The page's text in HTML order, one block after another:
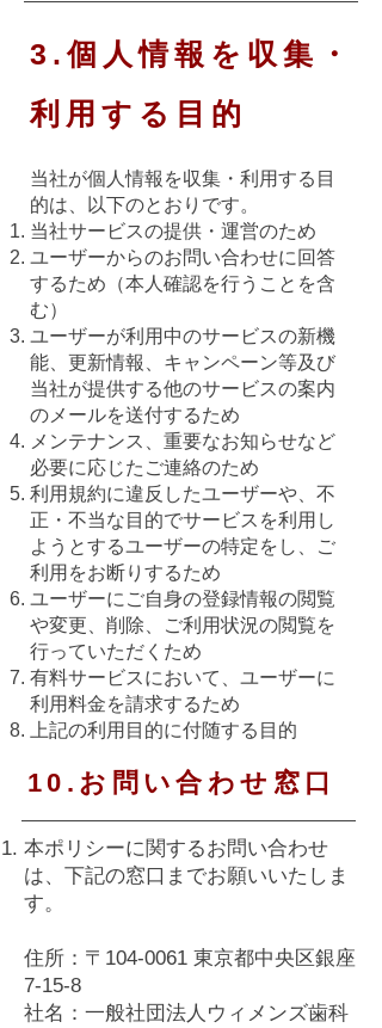
3.個人情報を収集・
利用する目的
当社が個人情報を収集・利用する目
的は、以下のとおりです。
当社サービスの提供・運営のため
ユーザーからのお問い合わせに回答
するため（本人確認を行うことを含
む）
ユーザーが利用中のサービスの新機
能、更新情報、キャンペーン等及び
当社が提供する他のサービスの案内
のメールを送付するため
メンテナンス、重要なお知らせなど
必要に応じたご連絡のため
利用規約に違反したユーザーや、不
正・不当な目的でサービスを利用し
ようとするユーザーの特定をし、ご
利用をお断りするため
ユーザーにご自身の登録情報の閲覧
や変更、削除、ご利用状況の閲覧を
行っていただくため
有料サービスにおいて、ユーザーに
利用料金を請求するため
上記の利用目的に付随する目的
10.お問い合わせ窓口
本ポリシーに関するお問い合わせ
は、下記の窓口までお願いいたしま
す。
住所：〒104-0061 東京都中央区銀座
7-15-8
社名：一般社団法人ウィメンズ歯科